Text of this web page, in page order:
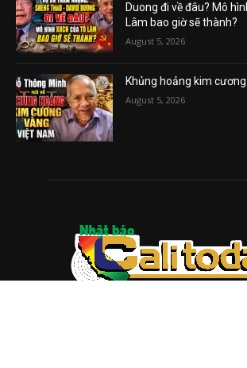
Duong đi về đâu? Mô
Lâm bao giờ sẽ thành?
August 5, 2026
Khủng hoảng kim
August 5, 2026